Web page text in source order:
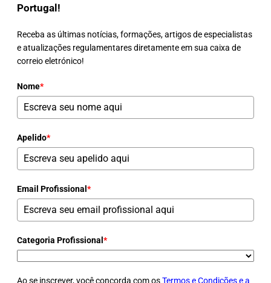
Portugal!
Receba as últimas notícias, formações, artigos de especialistas
e atualizações regulamentares diretamente em sua caixa de
correio eletrónico!
Nome*
Apelido*
Email Profissional *
Categoria Profissional *
Ao se inscrever, você concorda com osTermos e Condições e a